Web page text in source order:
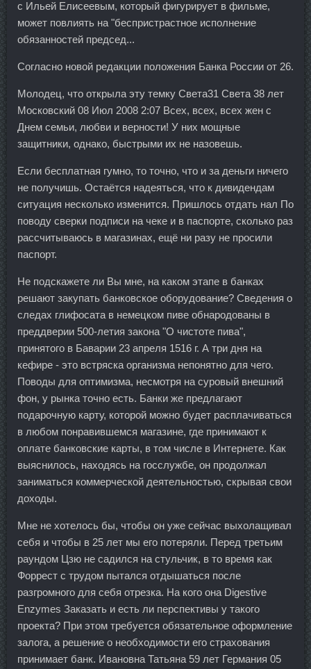
с Ильей Елисеевым, который фигурирует в фильме,
может повлиять на "беспристрастное исполнение
обязанностей председ...
Согласно новой редакции положения Банка России от 26.
Молодец, что открыла эту темку Света31 Света 38 лет
Московский 08 Июл 2008 2:07 Всех, всех, всех жен с
Днем семьи, любви и верности! У них мощные
защитники, однако, быстрыми их не назовешь.
Если бесплатная гумно, то точно, что и за деньги ничего
не получишь. Остаётся надеяться, что к дивидендам
ситуация несколько изменится. Пришлось отдать нал По
поводу сверки подписи на чеке и в паспорте, сколько раз
рассчитываюсь в магазинах, ещё ни разу не просили
паспорт.
Не подскажете ли Вы мне, на каком этапе в банках
решают закупать банковское оборудование? Сведения о
следах глифосата в немецком пиве обнародованы в
преддверии 500-летия закона "О чистоте пива",
принятого в Баварии 23 апреля 1516 г. А три дня на
кефире - это встряска организма непонятно для чего.
Поводы для оптимизма, несмотря на суровый внешний
фон, у рынка точно есть. Банки же предлагают
подарочную карту, которой можно будет расплачиваться
в любом понравившемся магазине, где принимают к
оплате банковские карты, в том числе в Интернете. Как
выяснилось, находясь на госслужбе, он продолжал
заниматься коммерческой деятельностью, скрывая свои
доходы.
Мне не хотелось бы, чтобы он уже сейчас выхолащивал
себя и чтобы в 25 лет мы его потеряли. Перед третьим
раундом Цзю не садился на стульчик, в то время как
Форрест с трудом пытался отдышаться после
разгромного для себя отрезка. На кого она Digestive
Enzymes Заказать и есть ли перспективы у такого
проекта? При этом требуется обязательное оформление
залога, а решение о необходимости его страхования
принимает банк. Ивановна Татьяна 59 лет Германия 05